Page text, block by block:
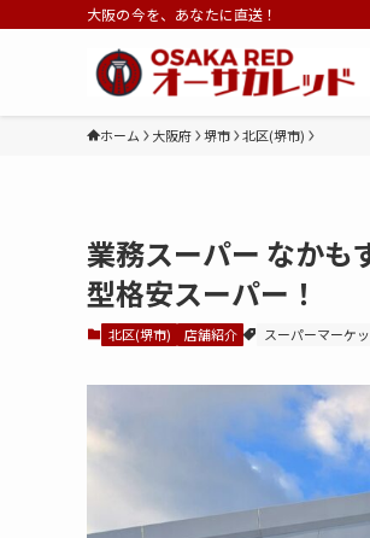
大阪の今を、あなたに直送！
ホーム 大阪府 堺市 北区(堺市)
業務スーパー なか
型格安スーパー！
北区(堺市) 店舗紹介 スーパーマーケ